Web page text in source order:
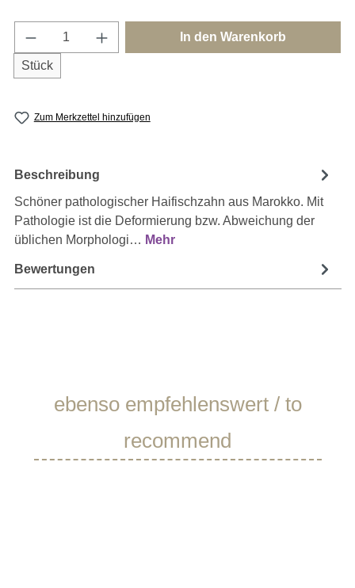
Produkt Anzahl: Gib den gewünschten
Stück
In den Warenkorb
Zum Merkzettel hinzufügen
Beschreibung
Schöner pathologischer Haifischzahn aus Marokko. Mit
Pathologie ist die Deformierung bzw. Abweichung der
üblichen Morphologi… Mehr
Bewertungen
Produktgalerie überspringen
ebenso empfehlenswert / to
recommend